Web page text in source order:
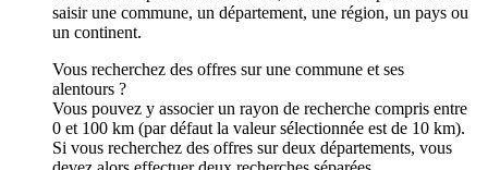
saisir une commune, un département, une région, un pays ou
un continent.
Vous recherchez des offres sur une commune et ses
alentours ?
Vous pouvez y associer un rayon de recherche compris entre
0 et 100 km (par défaut la valeur sélectionnée est de 10 km).
Si vous recherchez des offres sur deux départements, vous